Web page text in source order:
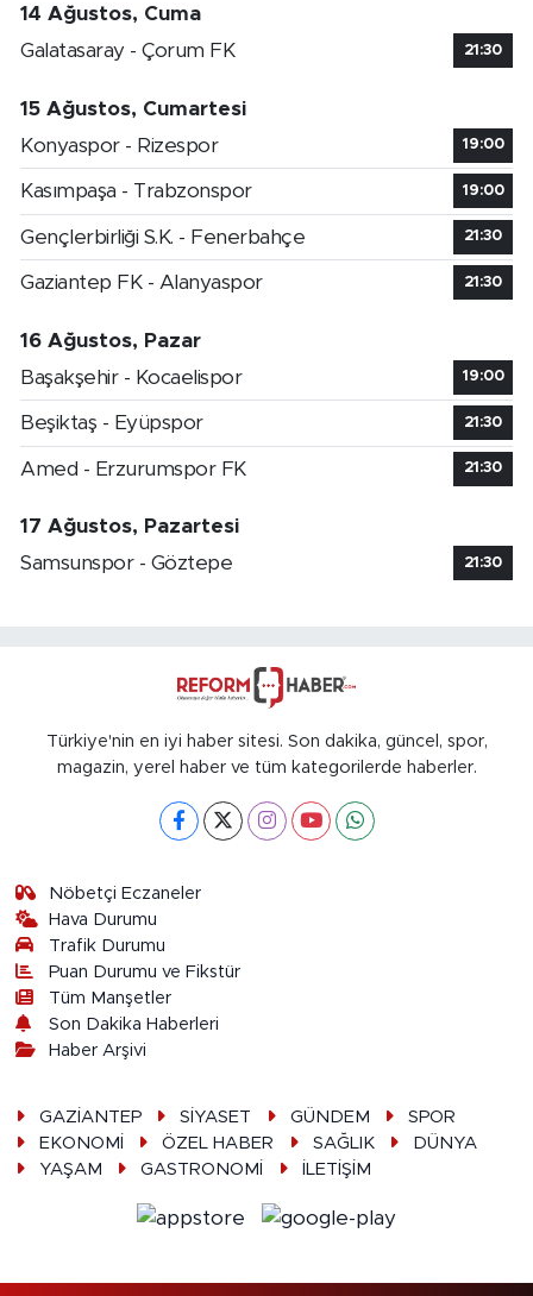
14 Ağustos, Cuma
Galatasaray - Çorum FK
21:30
15 Ağustos, Cumartesi
Konyaspor - Rizespor
19:00
Kasımpaşa - Trabzonspor 19:00
Gençlerbirliği S.K. - Fenerbahçe 21:30
Gaziantep FK - Alanyaspor 21:30
16 Ağustos, Pazar
Başakşehir - Kocaelispor
19:00
Beşiktaş - Eyüpspor 21:30
Amed - Erzurumspor FK 21:30
17 Ağustos, Pazartesi
Samsunspor - Göztepe
21:30
Türkiye'nin en iyi haber sitesi. Son dakika, güncel, spor,
magazin, yerel haber ve tüm kategorilerde haberler.
Nöbetçi Eczaneler
Hava Durumu
Trafik Durumu
Puan Durumu ve Fikstür
Tüm Manşetler
Son Dakika Haberleri
Haber Arşivi
GAZİANTEP SİYASET GÜNDEM
SPOR
EKONOMİ
ÖZEL HABER SAĞLIK
DÜNYA
YAŞAM
GASTRONOMİ İLETİŞİM